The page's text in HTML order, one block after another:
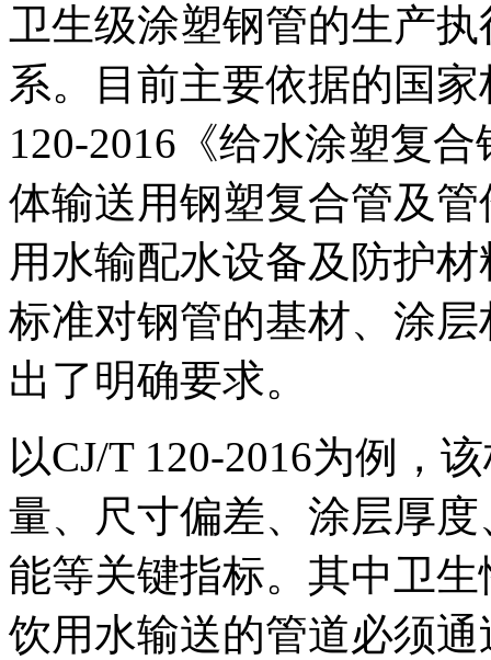
卫生级涂塑钢管的生产
系。目前主要依据的国
120-2016《给水涂塑复
体输送用钢塑复合管及
用水输配水设备及防护
标准对钢管的基材、涂
出了明确要求。
以CJ/T 120-2016为例，
量、尺寸偏差、涂层厚
能等关键指标。其中卫
饮用水输送的管道必须